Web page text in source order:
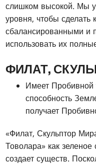
слишком высокой. Мы
уровня, чтобы сделать
сбалансированными и
использовать их
ФИЛАТ,
Имеет
способность
получает
«Филат, Скульптор
Товолара» как
создает существ.